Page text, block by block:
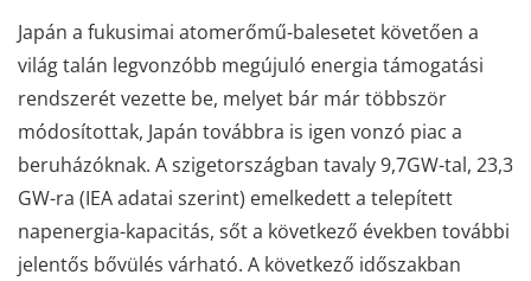
Japán a fukusimai atomerőmű-balesetet követően a
világ talán legvonzóbb megújuló energia támogatási
rendszerét vezette be, melyet bár már többször
módosítottak, Japán továbbra is igen vonzó piac a
beruházóknak. A szigetországban tavaly 9,7GW-tal, 23,3
GW-ra (IEA adatai szerint) emelkedett a telepített
napenergia-kapacitás, sőt a következő években további
jelentős bővülés várható. A következő időszakban